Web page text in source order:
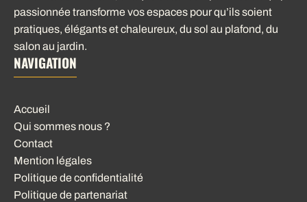
passionnée transforme vos espaces pour qu’ils soient
pratiques, élégants et chaleureux, du sol au plafond, du
salon au jardin.
NAVIGATION
Accueil
Qui sommes nous ?
Contact
Mention légales
Politique de confidentialité
Politique de partenariat